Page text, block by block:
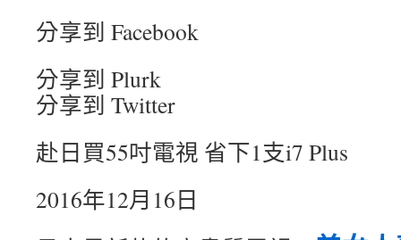
分享到 Facebook
分享到 Plurk
分享到 Twitter
赴日買55吋電視 省下1支i7 Plus
2016年12月16日